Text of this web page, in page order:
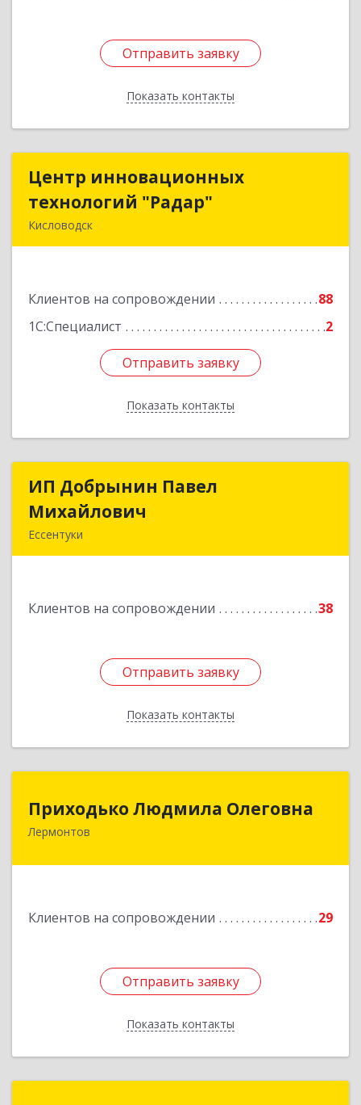
Отправить заявку
Показать контакты
Отправить заявку
Назад
Центр инновационных
технологий "Радар"
Кисловодск
Клиентов на сопровождении
88
1С:Специалист
2
Отправить заявку
Показать контакты
Центр инновационных
технологий "Радар"
Подробнее
Отправить заявку
Назад
ИП Добрынин Павел
Михайлович
Ессентуки
Клиентов на сопровождении 38
Отправить заявку
Показать контакты
ИП Добрынин Павел
Отправить заявку
Назад
Приходько Людмила Олеговна
Лермонтов
Клиентов на сопровождении 29
Отправить заявку
Показать контакты
357341, Лермонтов г, П.Лумумбы ул, дом №
Отправить заявку
Назад